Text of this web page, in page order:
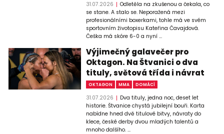
31.07.2026
Odletěla na zkušenou a čekala, co
se stane. A stalo se. Neporažená mezi
profesionálními boxerkami, tohle má ve svém
sportovním životopisu Kateřina Čavajdová.
Češka má skóre 6-0 a nyní ...
Výjimečný galavečer pro
Oktagon. Na Štvanici o dva
tituly, světová třída i návrat
OKTAGON MMA DOMÁCÍ
31.07.2026
Dva tituly, jedna noc, deset let
historie. Štvanice chystá jubilejní bouři. Karta
nabídne hned dvě titulové bitvy, návraty do
klece, české derby dvou mladých talentů a
mnoho dalšího. ...